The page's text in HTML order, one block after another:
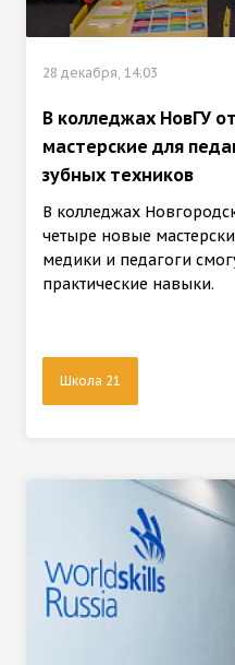
28 декабря, 14:03
В колледжах НовГУ
мастерские для
зубных техников
В колледжах
четыре новые
медики и педагоги
практические навыки.
Школа 21